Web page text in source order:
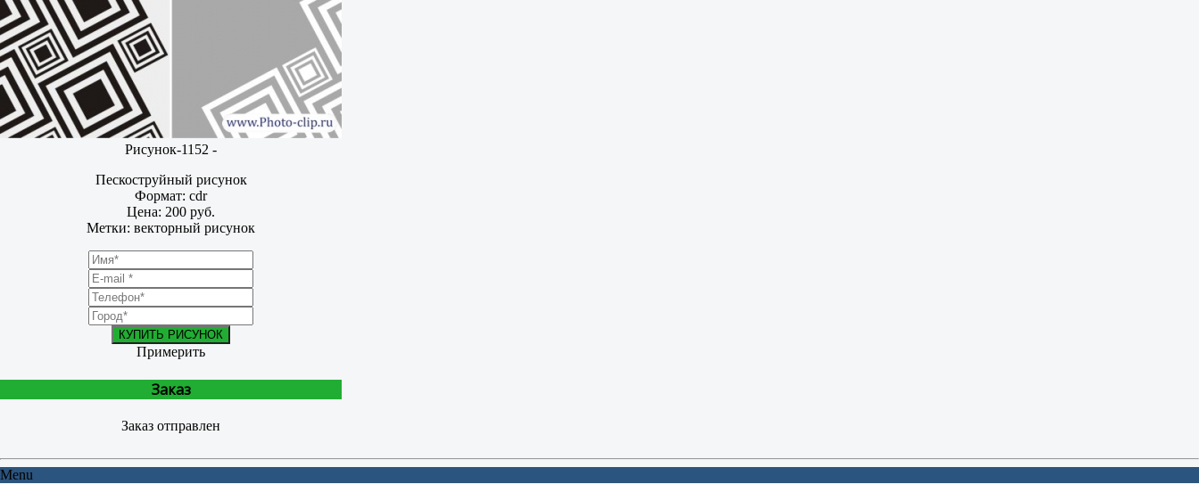
Рисунок-1152 -
Пескоструйный рисунок
Формат: cdr
Цена: 200 руб.
Метки: векторный рисунок
КУПИТЬ РИСУНОК
Примерить
Заказ
Заказ отправлен
Menu